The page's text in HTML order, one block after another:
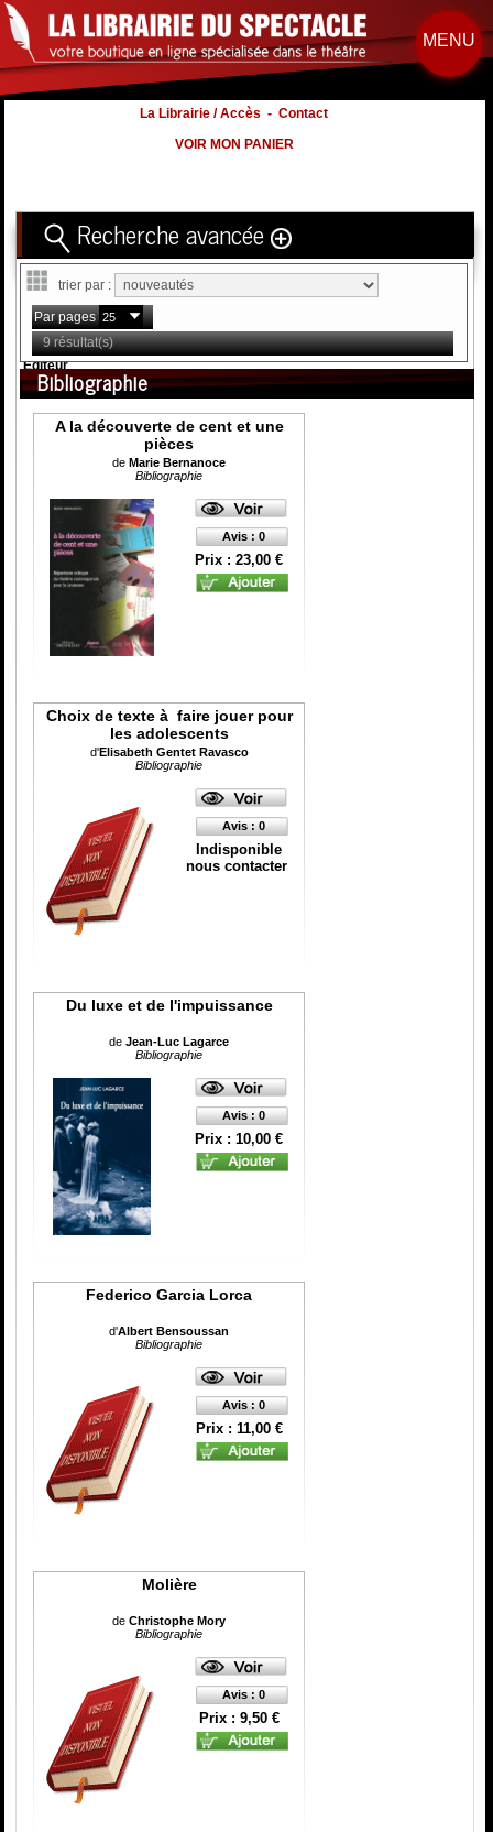
MENU
La Librairie / Accès -Contact
VOIR MON PANIER
Recherche avancée
Titre
Volume
Auteur
Éditeur
Distribution:
Nb. d'hommes :
à
trier par :
Par pages
9 résultat(s)
Bibliographie
A la découverte de cent et une
pièces
deMarie Bernanoce
Bibliographie
Avis : 0
Prix : 23,00 €
Choix de texte à faire jouer pour
les adolescents
d'Elisabeth Gentet Ravasco
Bibliographie
Avis : 0
Indisponible
nous contacter
Du luxe et de l'impuissance
deJean-Luc Lagarce
Bibliographie
Avis : 0
Prix : 10,00 €
Federico Garcia Lorca
d'Albert Bensoussan
Bibliographie
Avis : 0
Prix : 11,00 €
Molière
deChristophe Mory
Bibliographie
Avis : 0
Prix : 9,50 €